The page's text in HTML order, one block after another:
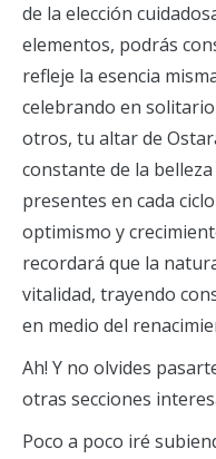
de la elección
elementos, podrás
refleje la esencia
celebrando en
otros, tu altar de
constante de la
presentes en cada
optimismo y
recordará que la
vitalidad, trayendo
en medio del
Ah! Y no olvides
otras secciones
Poco a poco iré